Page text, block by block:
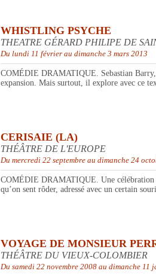
WHISTLING PSYCHE
THEATRE GÉRARD PHILIPE DE
Du lundi 11 février au dimanche 3 mars 2013
COMÉDIE DRAMATIQUE. Sebastian
expansion. Mais surtout, il explore avec ce
CERISAIE (LA)
THÉÂTRE DE L'EUROPE
Du mercredi 22 septembre au dimanche 24
COMÉDIE DRAMATIQUE. Une célébration
qu’on sent rôder, adressé avec un certain
VOYAGE DE MONSIEUR
THÉÂTRE DU VIEUX-COLOMBIER
Du samedi 22 novembre 2008 au dimanche 11